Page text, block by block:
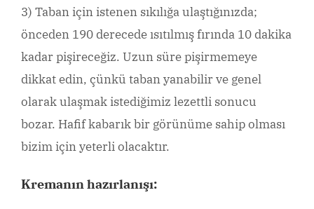
3) Taban için istenen sıkılığa ulaştığınızda;
önceden 190 derecede ısıtılmış fırında 10 dakika
kadar pişireceğiz. Uzun süre pişirmemeye
dikkat edin, çünkü taban yanabilir ve genel
olarak ulaşmak istediğimiz lezettli sonucu
bozar. Hafif kabarık bir görünüme sahip olması
bizim için yeterli olacaktır.
Kremanın hazırlanışı: